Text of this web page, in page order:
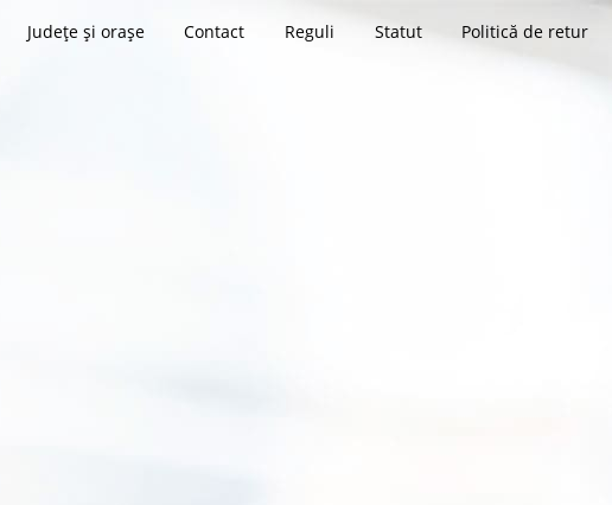
Județe și orașe Contact Reguli Statut Politică de retur